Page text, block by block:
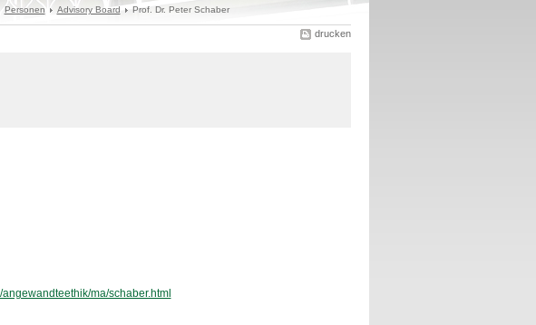
Personen Advisory Board Prof. Dr. Peter Schaber
drucken
ma/schaber.html